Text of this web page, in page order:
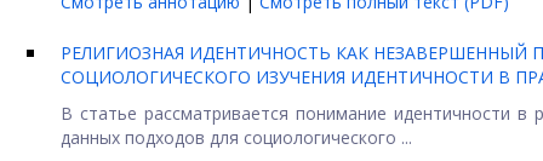
РЕЛИГИОЗНАЯ ИДЕНТИЧНОСТЬ КАК
СОЦИОЛОГИЧЕСКОГО ИЗУЧЕНИЯ ИДЕНТИЧНОСТИ В
В статье рассматривается понимание идентичности
данных подходов для социологического ...